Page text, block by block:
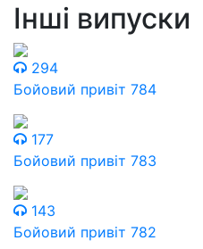
Інші випуски
294
Бойовий привіт 784
177
Бойовий привіт 783
143
Бойовий привіт 782